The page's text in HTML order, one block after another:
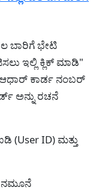
ಬಾರಿಗೆ ಭೇಟಿ
ಇಲ್ಲಿ ಕ್ಲಿಕ್ ಮಾಡಿ"
ಕಾರ್ಡ ನಂಬರ್
ಅನ್ನು ರಚನೆ
(User ID) ಮತ್ತು
ನಮೂನೆ